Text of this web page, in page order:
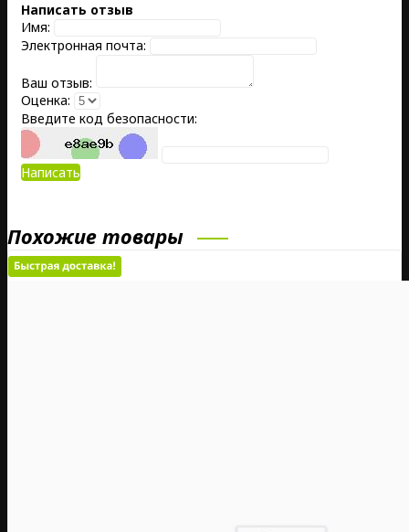
Написать отзыв
Имя:
Электронная почта:
Ваш отзыв:
Оценка:
Введите код безопасности:
Написать
Похожие товары